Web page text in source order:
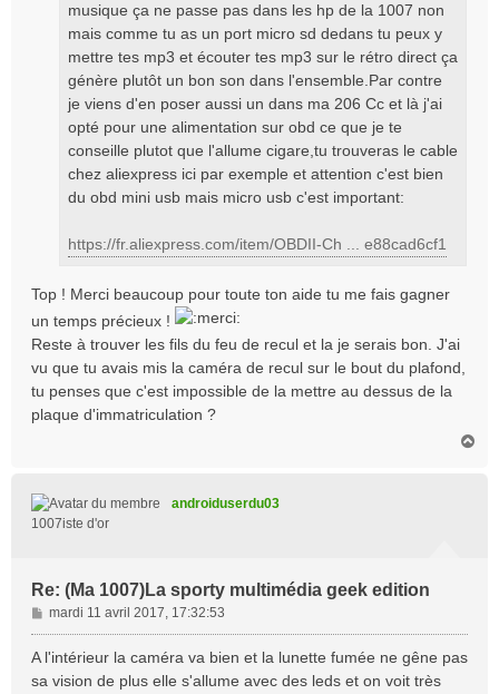
musique ça ne passe pas dans les hp de la 1007 non
mais comme tu as un port micro sd dedans tu peux y
mettre tes mp3 et écouter tes mp3 sur le rétro direct ça
génère plutôt un bon son dans l'ensemble.Par contre
je viens d'en poser aussi un dans ma 206 Cc et là j'ai
opté pour une alimentation sur obd ce que je te
conseille plutot que l'allume cigare,tu trouveras le cable
chez aliexpress ici par exemple et attention c'est bien
du obd mini usb mais micro usb c'est important:
https://fr.aliexpress.com/item/OBDII-Ch ... e88cad6cf1
Top ! Merci beaucoup pour toute ton aide tu me fais gagner
un temps précieux !
Reste à trouver les fils du feu de recul et la je serais bon. J'ai
vu que tu avais mis la caméra de recul sur le bout du plafond,
tu penses que c'est impossible de la mettre au dessus de la
plaque d'immatriculation ?
androiduserdu03
1007iste d'or
Re: (Ma 1007)La sporty multimédia geek edition
M
e
s
mardi 11 avril 2017, 17:32:53
A l'intérieur la caméra va bien et la lunette fumée ne gêne pas
sa vision de plus elle s'allume avec des leds et on voit très